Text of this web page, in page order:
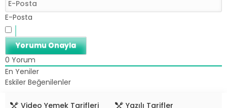
E-Posta
0 Yorum
En Yeniler
Eskiler Beğenilenler
Video Yemek Tarifleri
Yazılı Tarifler